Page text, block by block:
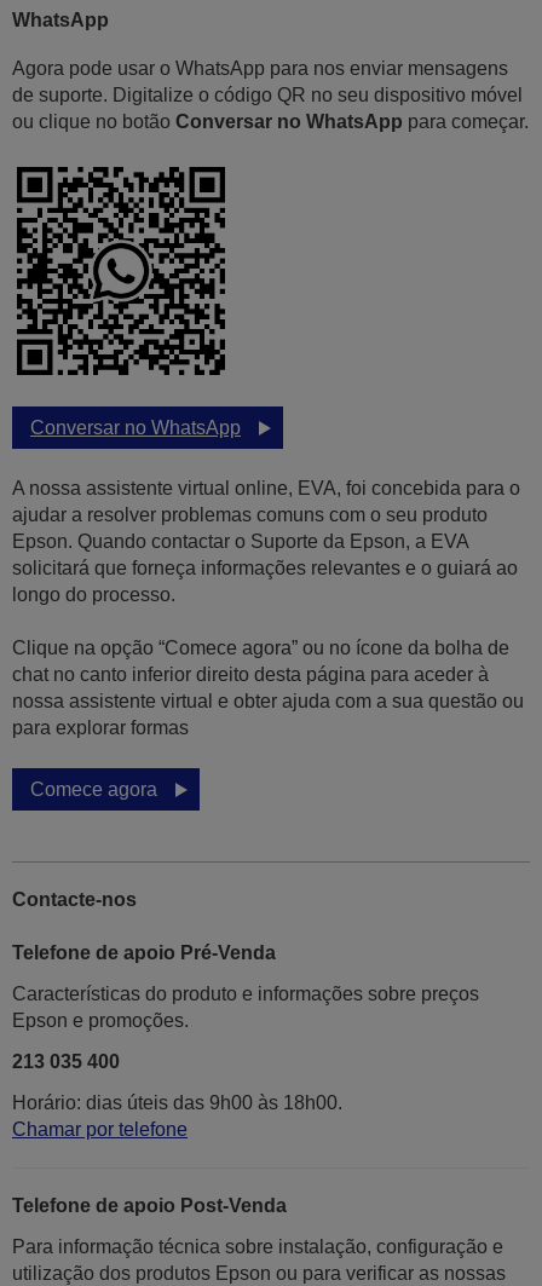
WhatsApp
Agora pode usar o WhatsApp para nos enviar mensagens
de suporte. Digitalize o código QR no seu dispositivo móvel
ou clique no botão Conversar no WhatsApp para começar.
Conversar no WhatsApp
A nossa assistente virtual online, EVA, foi concebida para o
ajudar a resolver problemas comuns com o seu produto
Epson. Quando contactar o Suporte da Epson, a EVA
solicitará que forneça informações relevantes e o guiará ao
longo do processo.
Clique na opção “Comece agora” ou no ícone da bolha de
chat no canto inferior direito desta página para aceder à
nossa assistente virtual e obter ajuda com a sua questão ou
para explorar formas
Comece agora
Contacte-nos
Telefone de apoio Pré-Venda
Características do produto e informações sobre preços
Epson e promoções.
213 035 400
Horário: dias úteis das 9h00 às 18h00.
Chamar por telefone
Telefone de apoio Post-Venda
Para informação técnica sobre instalação, configuração e
utilização dos produtos Epson ou para verificar as nossas